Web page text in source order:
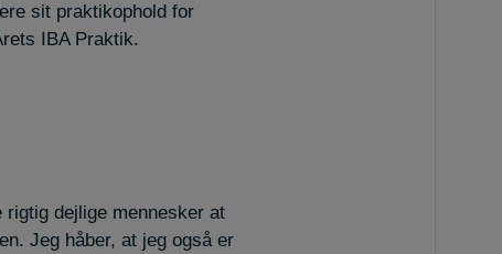
sit praktikophold for
IBA Praktik.
dejlige mennesker at
Jeg håber, at jeg også er